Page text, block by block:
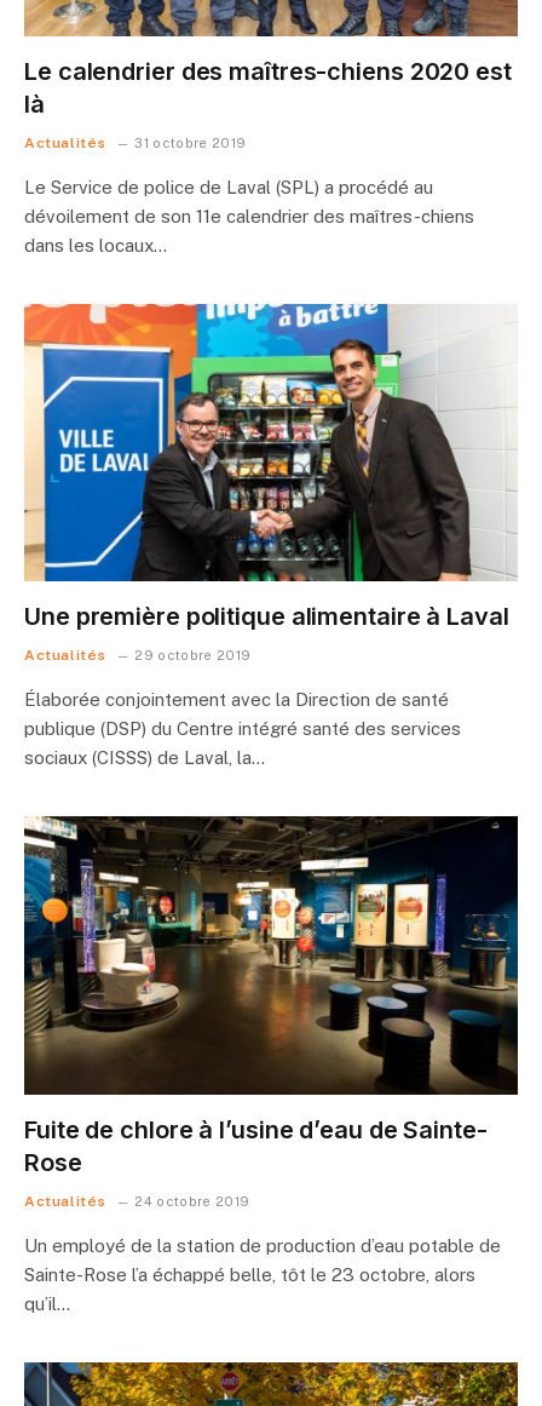
Le calendrier des maîtres-chiens 2020 est
là
Actualités 31 octobre 2019
Le Service de police de Laval (SPL) a procédé au
dévoilement de son 11e calendrier des maîtres-chiens
dans les locaux…
Une première politique alimentaire à Laval
Actualités 29 octobre 2019
Élaborée conjointement avec la Direction de santé
publique (DSP) du Centre intégré santé des services
sociaux (CISSS) de Laval, la…
Fuite de chlore à l’usine d’eau de Sainte-
Rose
Actualités 24 octobre 2019
Un employé de la station de production d’eau potable de
Sainte-Rose l’a échappé belle, tôt le 23 octobre, alors
qu’il…